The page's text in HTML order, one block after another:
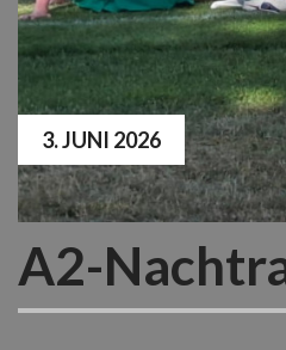
A2-
3. JUNI 2026